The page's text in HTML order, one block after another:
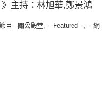
》主持：林旭華,鄭景鴻
目 - 關公殿堂, -- Featured --, -- 網